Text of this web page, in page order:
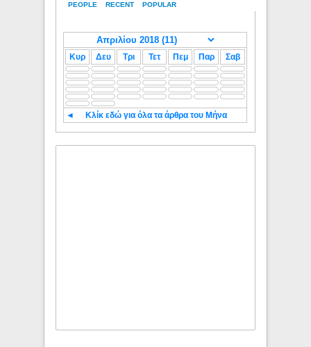
PEOPLE RECENT POPULAR
Κυρ Δευ Τρι Τετ Πεμ Παρ Σαβ
◄ Κλίκ εδώ για όλα τα άρθρα του Μήνα